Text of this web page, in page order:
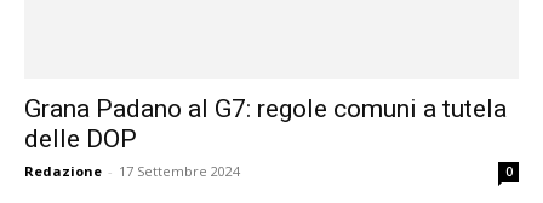
Grana Padano al G7: regole comuni a tutela
delle DOP
Redazione - 17 Settembre 2024 0